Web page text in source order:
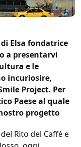
Elsa fondatrice
a presentarvi
e le
incuriosire,
Project. Per
Paese al quale
progetto
Rito del Caffé e